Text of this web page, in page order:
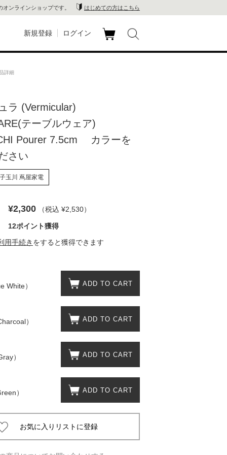
ンラインショップです。 はじめての方はこちら
蔦
屋
蔦
店
屋
新規登録 ログイン
詳細
ラ (Vermicular)
テーブルウェア)
Pourer 7.5cm カラーを
さい
玉川 蔦屋家電
¥2,300 （税込 ¥2,530）
12ポイント獲得
用手続き をすると獲得できます
White） ADD TO CART
） ADD TO CART
） ADD TO CART
） ADD TO CART